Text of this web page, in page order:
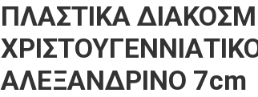
ΠΛΑΣΤΙΚΑ
ΑΛΕΞΑΝΔΡΙΝΟ 7cm